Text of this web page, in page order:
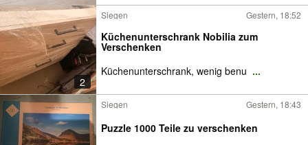
2
Siegen Gestern, 18:52
Küchenunterschrank Nobilia zum
Verschenken
Küchenunterschrank, wenig benu ...
Siegen Gestern, 18:43
Puzzle 1000 Teile zu verschenken